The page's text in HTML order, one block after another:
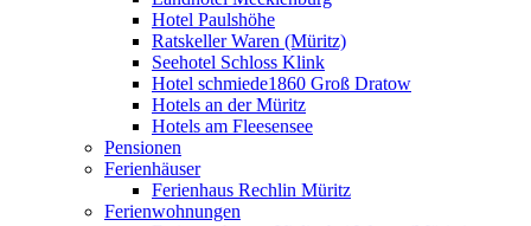
Hotel Paulshöhe
Ratskeller Waren (Müritz)
Seehotel Schloss Klink
Hotel schmiede1860 Groß Dratow
Hotels an der Müritz
Hotels am Fleesensee
Pensionen
Ferienhäuser
Ferienhaus Rechlin Müritz
Ferienwohnungen